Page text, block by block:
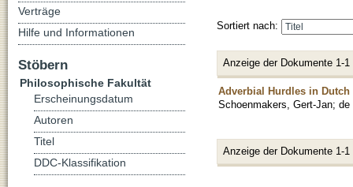
Sortiert nach:
Anzeige der Dokumente 1-1
Adverbial Hurdles in
Schoenmakers, Gert-Jan; de
Anzeige der Dokumente 1-1
Verträge
Hilfe und Informationen
Stöbern
Philosophische Fakultät
Erscheinungsdatum
Autoren
Titel
DDC-Klassifikation